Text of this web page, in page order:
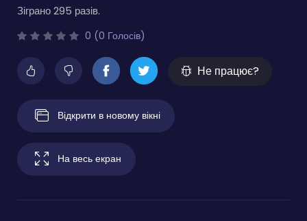
Зіграно 295 разів.
0 (0 Голосів)
Не працює?
Відкрити в новому вікні
На весь екран